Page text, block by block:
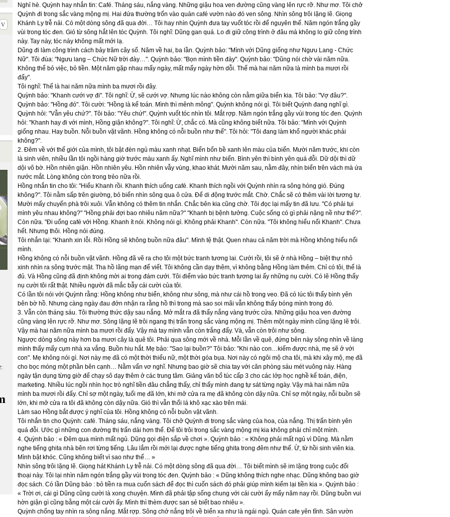
Nghỉ hè. Quỳnh hay nhắn tin: Café. Tháng sáu, nắng vàng. Những giậu hoa ven đường cũng vàng lên rực rỡ. Như mơ. Tôi chở
Quỳnh đi trong sắc vàng mộng mị. Hai đứa thường trốn vào quán café vườn nào đó ven sông. Nhìn sông trôi lặng lẽ. Giọng
Khánh Ly trễ nải. Có một dòng sông đã qua đời… Tôi hay nhìn Quỳnh đưa tay vuốt tóc rồi để nguyên thế. Năm ngón trắng gầy
vùi trong tóc đen. Gió từ sông hắt lên tóc Quỳnh. Tôi nghĩ: Dũng gan quá. Lo đi giữ công trình ở đâu mà không lo giữ công trình
này. Tay này, tóc này không mất mới lạ.
Dũng đi làm công trình cách bảy trăm cây số. Năm về hai, ba lần. Quỳnh bảo: "Mình với Dũng giống như Ngưu Lang - Chức
Nữ". Tôi đùa: "Ngưu lang – Chức Nữ trời đày…". Quỳnh bảo: "Bọn mình tiền đày". Quỳnh bảo: "Dũng nói chờ vài năm nữa.
Không thể bỏ việc, bỏ tiền. Một năm gặp nhau mấy ngày, mất mấy ngày hờn dỗi. Thế mà hai năm nữa là mình ba mươi rồi
đấy".
Tôi nghĩ: Thế là hai năm nữa mình ba mươi rồi đây.
Quỳnh bảo: "Khanh cưới vợ đi". Tôi nghĩ: Ừ, sẽ cưới vợ. Nhưng lúc nào không còn nằm giữa biển kia. Tôi bảo: "Vợ đâu?".
Quỳnh bảo: "Hồng đó". Tôi cười: "Hồng là kế toán. Mình thì mênh mông". Quỳnh không nói gì. Tôi biết Quỳnh đang nghĩ gì.
Quỳnh hỏi: "Vẫn yêu chứ?". Tôi bảo: "Yêu chứ!". Quỳnh vuốt tóc nhìn tôi. Mắt rợp. Năm ngón trắng gầy vùi trong tóc đen. Quỳnh
hỏi: "Khanh hay đi với mình, Hồng giận không?". Tôi nghĩ: Ừ, chắc có. Mà cũng không biết nữa. Tôi bảo: "Mình với Quỳnh
giống nhau. Hay buồn. Nỗi buồn vặt vãnh. Hồng không có nỗi buồn như thế". Tôi hỏi: "Tôi đang làm khổ người khác phải
không?".
2. Đêm về với thế giới của mình, tôi bật đèn ngủ màu xanh nhạt. Biển bốn bề xanh lên màu của biển. Mười năm trước, khi còn
là sinh viên, nhiều lần tôi ngồi hàng giờ trước màu xanh ấy. Nghĩ mình như biển. Bình yên thì bình yên quá đỗi. Dữ dội thì dữ
dội vô bờ. Hồn nhiên giận. Hồn nhiên yêu. Hồn nhiên vẫy vùng, khao khát. Mười năm sau, nằm đây, nhìn biển trên vách mà ứa
nước mắt. Lòng không còn trong trẻo nữa rồi.
Hồng nhắn tin cho tôi: "Hiểu Khanh rồi. Khanh thích uống café. Khanh thích ngồi với Quỳnh nhìn ra sông hóng gió. Đúng
không?". Tôi nằm sấp trên giường, bỏ biển nhìn sông qua ô cửa. Để di động trước mắt. Chờ. Chắc sẽ có thêm vài lời tương tự.
Mười mấy chuyến phà trôi xuôi. Vẫn không có thêm tin nhắn. Chắc bên kia cũng chờ. Tôi đọc lại mấy tin đã lưu. "Có phải tụi
mình yêu nhau không?" "Hồng phải đợi bao nhiêu năm nữa?" "Khanh bị bệnh tưởng. Cuộc sống có gì phải nặng nề như thế?".
Còn nữa. "Đi uống café với Hồng. Khanh ít nói. Không nói gì. Không phải Khanh". Còn nữa. "Tôi không hiểu nổi Khanh". Chưa
hết. Nhưng thôi. Hồng nói đúng.
Tôi nhắn lại: "Khanh xin lỗi. Rồi Hồng sẽ không buồn nữa đâu". Mình tệ thật. Quen nhau cả năm trời mà Hồng không hiểu nổi
mình.
Hồng không có nỗi buồn vặt vãnh. Hồng đã vẽ ra cho tôi một bức tranh tương lai. Cưới rồi, tôi sẽ ở nhà Hồng – biệt thự nhỏ
xinh nhìn ra sông trước mặt. Tha hồ lãng mạn để viết. Tôi không cần dạy thêm, vì không bằng Hồng làm thêm. Chỉ có tôi, thế là
đủ. Và Hồng cũng đã định không mời ai trong đám cưới. Tôi điểm vào bức tranh tương lai ấy những nụ cười. Có lẽ Hồng thấy
nụ cười tôi rất thật. Nhiều người đã mắc bẫy cái cười của tôi.
Có lần tôi nói với Quỳnh rằng: Hồng không như biển, không như sông, mà như cái hồ trong veo. Đã có lúc tôi thấy bình yên
bên bờ hồ. Nhưng càng ngày đau đớn nhận ra rằng hồ thì trong mà sao soi mãi vẫn không thấy bóng mình trong đó.
3. Vẫn còn tháng sáu. Tôi thường thức dậy sau nắng. Mở mắt ra đã thấy nắng vàng trước cửa. Những giậu hoa ven đường
cũng vàng lên rực rỡ. Như mơ. Sông lặng lẽ trôi ngang thị trấn trong sắc vàng mộng mị. Thêm một ngày mình cũng lặng lẽ trôi.
Vậy mà hai năm nữa mình ba mươi rồi đấy. Vậy mà tay mình vẫn còn trắng đấy. Và, vẫn còn trôi như sông.
Ngược dòng sông này hơn ba mươi cây là quê tôi. Phải qua sông mới về nhà. Mỗi lần về quê, đứng bên này sông nhìn về làng
mình thấy mấy cụm nhà xa vắng. Buồn hiu hắt. Mẹ bảo: "Sao lại buồn?" Tôi bảo: "Khi nào con…kiếm được nhà, mẹ sẽ ở với
con". Mẹ không nói gì. Nơi này mẹ đã có một thời thiếu nữ, một thời góa bụa. Nơi này có ngôi mộ cha tôi, mà khi xây mộ, mẹ đã
cho bọc móng một phần bên cạnh… Nằm vẩn vơ nghĩ. Nhưng bao giờ sẽ chia tay với căn phòng sáu mét vuông này. Hàng
ngày tận dụng từng giờ để chạy sô dạy thêm ở các trung tâm. Giảng văn bổ túc cấp 3 cho các lớp học nghề kế toán, điện,
marketing. Nhiều lúc ngồi nhìn học trò nghĩ tiền đâu chẳng thấy, chỉ thấy mình đang tự sát từng ngày. Vậy mà hai năm nữa
mình ba mươi rồi đấy. Chỉ sợ một ngày, tuổi mẹ đã lớn, khi mở cửa ra mẹ đã không còn dậy nữa. Chỉ sợ một ngày, nỗi buồn sẽ
lớn, khi mở cửa ra tôi đã không còn dậy nữa. Gió thì vẫn thổi lá khô xạc xào trên mái.
Làm sao Hồng bắt được ý nghĩ của tôi. Hồng không có nỗi buồn vặt vãnh.
Tôi nhắn tin cho Quỳnh: café. Tháng sáu, nắng vàng. Tôi chở Quỳnh đi trong sắc vàng của hoa, của nắng. Thị trấn bình yên
quá đỗi. Ước gì những con đường thị trấn dài hơn thế. Để tôi trôi trong sắc vàng mộng mị kia không phải chỉ một mình.
4. Quỳnh bảo : « Đêm qua mình mất ngủ. Dũng gọi điện sắp về chơi ». Quỳnh bảo : « Không phải mất ngủ vì Dũng. Mà nằm
nghe tiếng ghita nhà bên rơi từng tiếng. Lâu lắm rồi mới lại được nghe tiếng ghita trong đêm như thế. Ừ, từ hồi sinh viên kia.
Mình bật khóc. Cũng không biết vì sao như thế… »
Nhìn sông trôi lặng lẽ. Giọng hát Khánh Ly trễ nải. Có một dòng sông đã qua đời… Tôi biết mình sẽ im lặng trong cuộc đối
thoại này. Tôi lại nhìn năm ngón trắng gầy vùi trong tóc đen. Quỳnh bảo : « Dũng không thích nghe nhạc. Dũng không bao giờ
đọc sách. Có lần Dũng bảo : bỏ tiền ra mua cuốn sách để đọc thì cuốn sách đó phải giúp mình kiếm lại tiền kia ». Quỳnh bảo :
« Trời ơi, cái gì Dũng cũng cười là xong chuyện. Mình đã phải tập sống chung với cái cười ấy mấy năm nay rồi. Dũng buồn vui
hờn giận gì cũng bằng một cái cười ấy. Mình thì thèm được san sẻ biết bao nhiêu ».
Quỳnh chống tay nhìn ra sông nắng. Mắt rợp. Sông chở nắng trôi về biển xa như là ngái ngủ. Quán cafe yên tĩnh. Sân vườn